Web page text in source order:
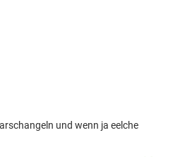
und wenn ja eelche